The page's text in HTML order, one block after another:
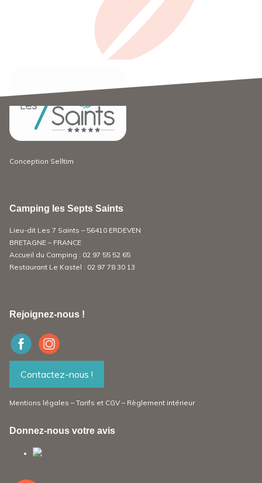
Conception Selltim
Camping les Septs Saints
Lieu-dit Les 7 Saints – 56410 ERDEVEN
BRETAGNE – FRANCE
Accueil du Camping : 02 97 55 52 65
Restaurant Le Kastel : 02 97 78 30 13
Rejoignez-nous !
Contactez-nous !
Mentions légales – Tarifs et CGV – Règlement intérieur
Donnez-nous votre avis